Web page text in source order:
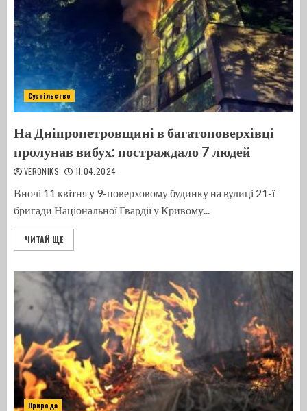
Суспільство
На Дніпропетровщині в багатоповерхівці
пролунав вибух: постраждало 7 людей
VERONIKS 11.04.2024
Вночі 11 квітня у 9-поверховому будинку на вулиці 21-ї
бригади Національної Гвардії у Кривому...
ЧИТАЙ ЩЕ
Природа